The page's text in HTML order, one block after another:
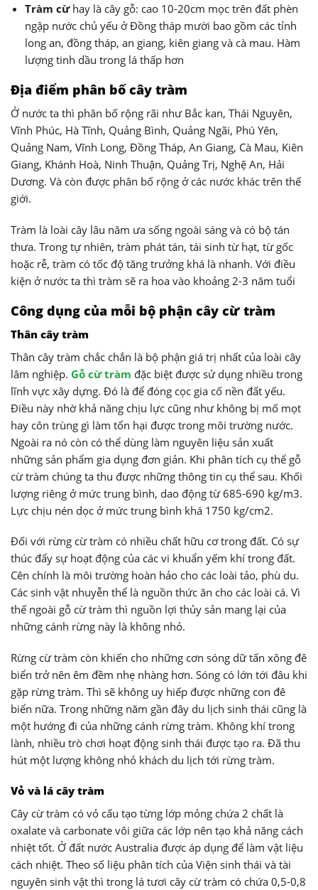
Tràm cừhay là cây gỗ: cao 10-20cm mọc trên đất phèn
ngập nước chủ yếu ở Đồng tháp mười bao gồm các tỉnh
long an, đồng tháp, an giang, kiên giang và cà mau. Hàm
lượng tinh dầu trong lá thấp hơn
Địa điểm phân bố cây tràm
Ở nước ta thì phân bố rộng rãi như Bắc kan, Thái Nguyên,
Vĩnh Phúc, Hà Tĩnh, Quảng Bình, Quảng Ngãi, Phú Yên,
Quảng Nam, Vĩnh Long, Đồng Tháp, An Giang, Cà Mau, Kiên
Giang, Khánh Hoà, Ninh Thuận, Quảng Trị, Nghệ An, Hải
Dương. Và còn được phân bố rộng ở các nước khác trên thế
giới.
Tràm là loài cây lâu năm ưa sống ngoài sáng và có bộ tán
thưa. Trong tự nhiên, tràm phát tán, tái sinh từ hạt, từ gốc
hoặc rễ, tràm có tốc độ tăng trưởng khá là nhanh. Với điều
kiện ở nước ta thì tràm sẽ ra hoa vào khoảng 2-3 năm tuổi
Công dụng của mỗi bộ phận cây cừ tràm
Thân cây tràm
Thân cây tràm chắc chắn là bộ phận giá trị nhất của loài cây
lâm nghiệp. Gỗ cừ tràm đặc biệt được sử dụng nhiều trong
lĩnh vực xây dựng. Đó là để đóng cọc gia cố nền đất yếu.
Điều này nhờ khả năng chịu lực cũng như không bị mố mọt
hay côn trùng gì làm tổn hại được trong môi trường nước.
Ngoài ra nó còn có thể dùng làm nguyên liệu sản xuất
những sản phẩm gia dụng đơn giản. Khi phân tích cụ thể gỗ
cừ tràm chúng ta thu được những thông tin cụ thể sau. Khối
lượng riêng ở mức trung bình, dao động từ 685-690 kg/m3.
Lực chịu nén dọc ở mức trung bình khá 1750 kg/cm2.
Đối với rừng cừ tràm có nhiều chất hữu cơ trong đất. Có sự
thúc đẩy sự hoạt động của các vi khuẩn yếm khí trong đất.
Cên chính là môi trường hoàn hảo cho các loài tảo, phù du.
Các sinh vật nhuyễn thể là nguồn thức ăn cho các loài cá. Vì
thế ngoài gỗ cừ tràm thì nguồn lợi thủy sản mang lại của
những cánh rừng này là không nhỏ.
Rừng cừ tràm còn khiến cho những cơn sóng dữ tấn xông đê
biển trở nên êm đềm nhẹ nhàng hơn. Sóng có lớn tới đâu khi
gặp rừng tràm. Thì sẽ không uy hiếp được những con đê
biển nữa. Trong những năm gần đây du lịch sinh thái cũng là
một hướng đi của những cánh rừng tràm. Không khí trong
lành, nhiều trò chơi hoạt động sinh thái được tạo ra. Đã thu
hút một lượng không nhỏ khách du lịch tới rừng tràm.
Vỏ và lá cây tràm
Cây cừ tràm có vỏ cấu tạo từng lớp mỏng chứa 2 chất là
oxalate và carbonate vôi giữa các lớp nên tạo khả năng cách
nhiệt tốt. Ở đất nước Australia được áp dụng để làm vật liệu
cách nhiệt. Theo số liệu phân tích của Viện sinh thái và tài
nguyên sinh vật thì trong lá tươi cây cừ tràm có chứa 0,5-0,8